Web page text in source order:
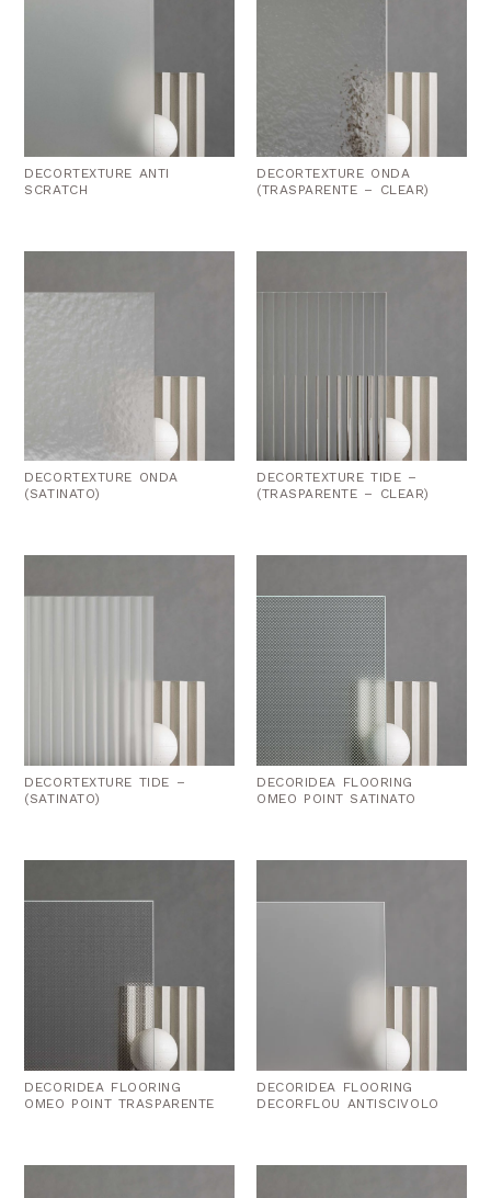
DECORTEXTURE ANTI
SCRATCH
DECORTEXTURE ONDA
(TRASPARENTE – CLEAR)
DECORTEXTURE ONDA
(SATINATO)
DECORTEXTURE TIDE –
(TRASPARENTE – CLEAR)
DECORTEXTURE TIDE –
(SATINATO)
DECORIDEA FLOORING
OMEO POINT SATINATO
DECORIDEA FLOORING
OMEO POINT TRASPARENTE
DECORIDEA FLOORING
DECORFLOU ANTISCIVOLO